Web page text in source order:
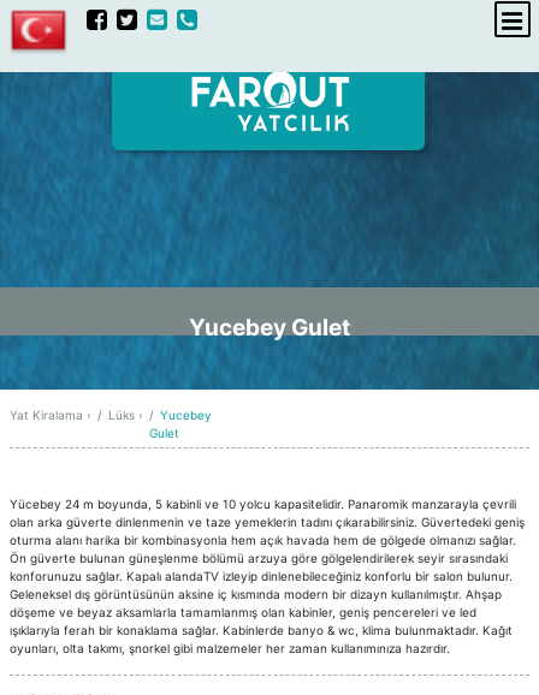
iletişim
Yucebey Gulet
Yat Kiralama › Lüks ›
Yucebey
Gulet
Yücebey 24 m boyunda, 5 kabinli ve 10 yolcu kapasitelidir. Panaromik manzarayla çevrili
olan arka güverte dinlenmenin ve taze yemeklerin tadını çıkarabilirsiniz. Güvertedeki geniş
oturma alanı harika bir kombinasyonla hem açık havada hem de gölgede olmanızı sağlar.
Ön güverte bulunan güneşlenme bölümü arzuya göre gölgelendirilerek seyir sırasındaki
konforunuzu sağlar. Kapalı alandaTV izleyip dinlenebileceğiniz konforlu bir salon bulunur.
Geleneksel dış görüntüsünün aksine iç kısmında modern bir dizayn kullanılmıştır. Ahşap
döşeme ve beyaz aksamlarla tamamlanmış olan kabinler, geniş pencereleri ve led
ışıklarıyla ferah bir konaklama sağlar. Kabinlerde banyo & wc, klima bulunmaktadır. Kağıt
oyunları, olta takımı, şnorkel gibi malzemeler her zaman kullanımınıza hazırdır.